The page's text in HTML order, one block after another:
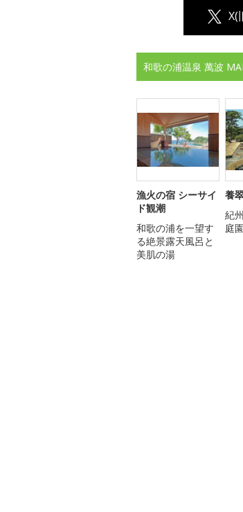
X(
和歌の浦温泉 萬波
漁火の宿 シーサイ
ド観潮
和歌の浦を一望す
る絶景露天風呂と
美肌の湯
養
紀
庭園